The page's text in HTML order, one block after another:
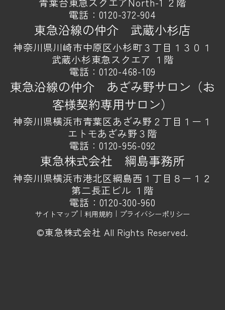
電話： 0120-372-904
東急沿線の仲介 武蔵小杉店
神奈川県川崎市中原区小杉町３丁目１３０１
武蔵小杉東急スクエア １階
電話：0120-468-109
東急沿線の仲介 あざみ野サロン（お
客様契約専用サロン）
神奈川県横浜市青葉区あざみ野２丁目１ー１
エトモあざみ野３階
電話：0120-956-092
東急株式会社 綱島事務所
神奈川県横浜市港北区綱島西１丁目８ー１２
第二長正ビル １階
電話： 0120-300-960
サイトマップ｜ 利用規約 ｜ プライバシーポリシー
©東急株式会社 All Rights Reserved.